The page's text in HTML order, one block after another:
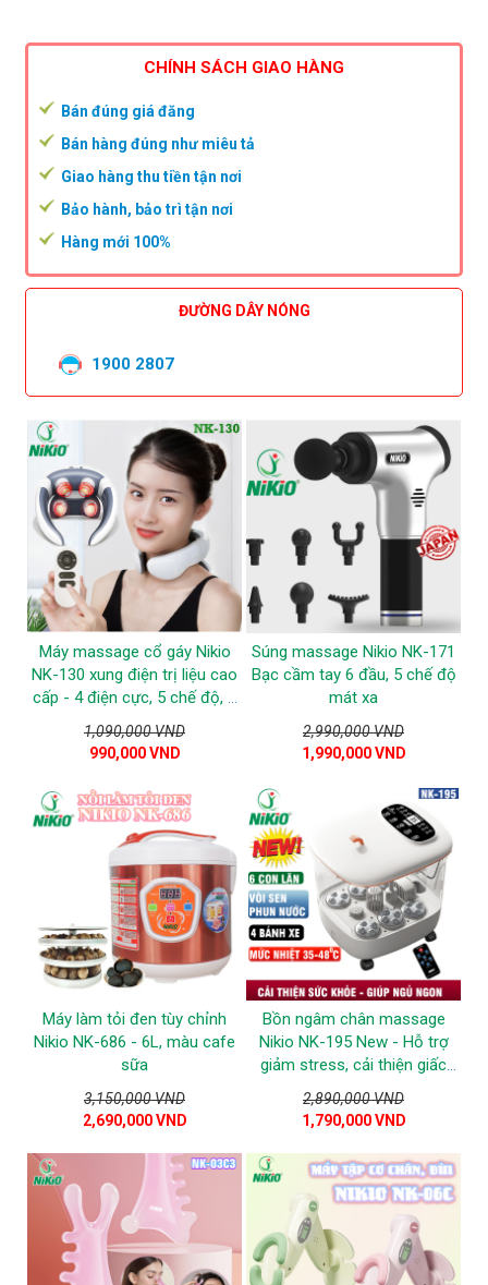
CHÍNH SÁCH GIAO HÀNG
Bán đúng giá đăng
Bán hàng đúng như miêu tả
Giao hàng thu tiền tận nơi
Bảo hành, bảo trì tận nơi
Hàng mới 100%
ĐƯỜNG DÂY NÓNG
1900 2807
Máy massage cổ gáy Nikio
NK-130 xung điện trị liệu cao
cấp - 4 điện cực, 5 chế độ, 9
tốc độ
1,090,000 VND
990,000 VND
Súng massage Nikio NK-171
Bạc cầm tay 6 đầu, 5 chế độ
mát xa
2,990,000 VND
1,990,000 VND
Máy làm tỏi đen tùy chỉnh
Nikio NK-686 - 6L, màu cafe
sữa
3,150,000 VND
2,690,000 VND
Bồn ngâm chân massage
Nikio NK-195 New - Hỗ trợ
giảm stress, cải thiện giấc
ngủ, tăng tuần hoàn máu -
Màu Trắng
2,890,000 VND
1,790,000 VND